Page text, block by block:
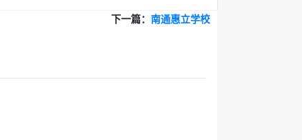
下一篇： 南通惠立学校